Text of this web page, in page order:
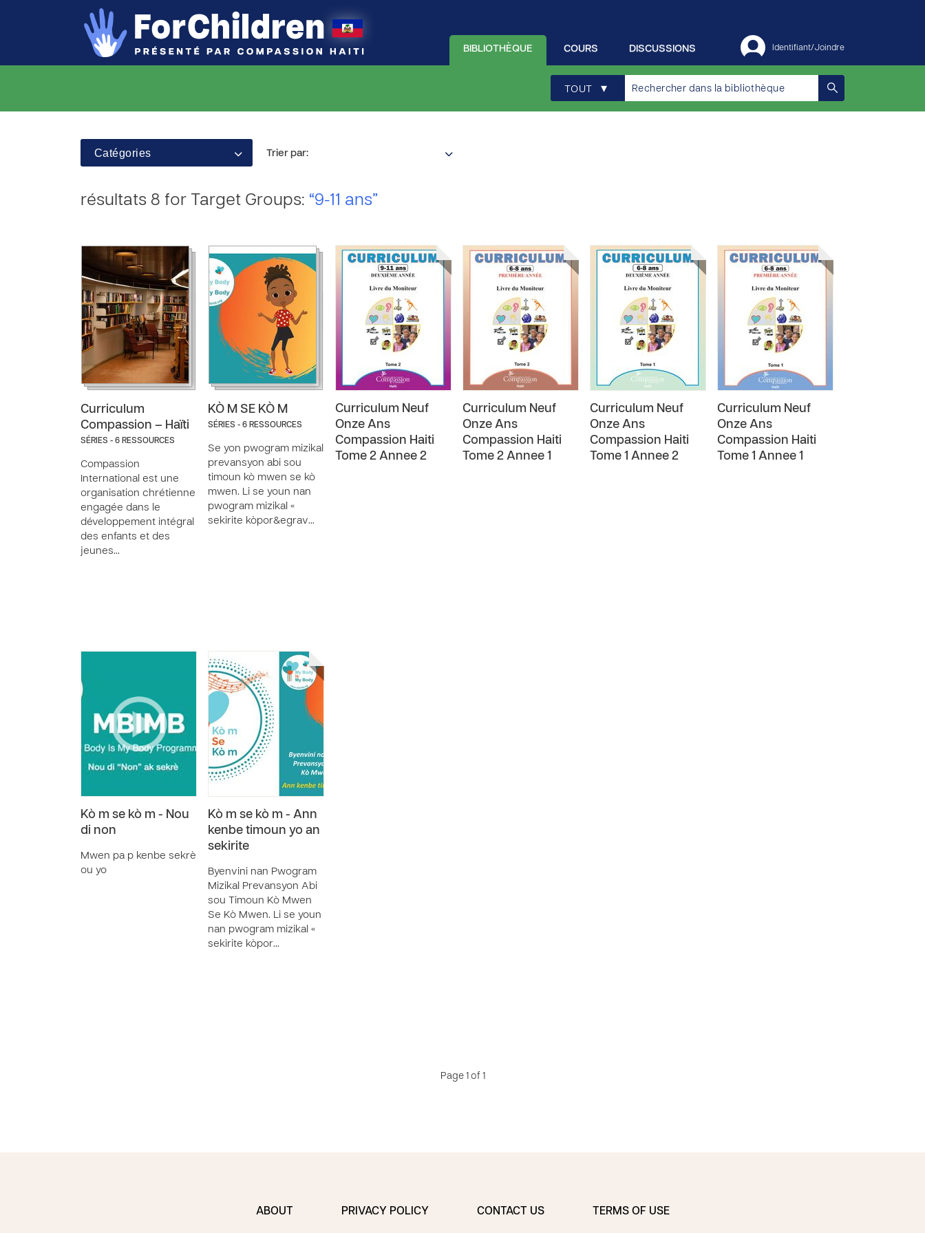
Identifiant/Joindre
DISCUSSIONS
COURS
BIBLIOTHÈQUE
TOUT ▾
Catégories Trier par:
résultats 8 for Target Groups: “9-11 ans”
Curriculum
Compassion – Haïti
SÉRIES - 6 RESSOURCES
Compassion
International est une
organisation chrétienne
engagée dans le
développement intégral
des enfants et des
jeunes…
KÒ M SE KÒ M
SÉRIES - 6 RESSOURCES
Se yon pwogram mizikal
prevansyon abi sou
timoun kò mwen se kò
mwen. Li se youn nan
pwogram mizikal «
sekirite kòpor&egrav…
Curriculum Neuf
Onze Ans
Compassion Haiti
Tome 2 Annee 2
Curriculum Neuf
Onze Ans
Compassion Haiti
Tome 2 Annee 1
Curriculum Neuf
Onze Ans
Compassion Haiti
Tome 1 Annee 2
Curriculum Neuf
Onze Ans
Compassion Haiti
Tome 1 Annee 1
Kò m se kò m - Nou
di non
Mwen pa p kenbe sekrè
ou yo
Kò m se kò m - Ann
kenbe timoun yo an
sekirite
Byenvini nan Pwogram
Mizikal Prevansyon Abi
sou Timoun Kò Mwen
Se Kò Mwen. Li se youn
nan pwogram mizikal «
sekirite kòpor…
Page 1 of 1
ABOUT PRIVACY POLICY CONTACT US TERMS OF USE